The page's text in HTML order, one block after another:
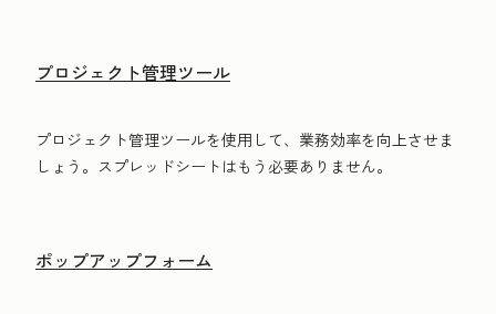
プロジェクト管理ツール
プロジェクト管理ツールを使用して、業務効率を向上させま
しょう。スプレッドシートはもう必要ありません。
ポップアップフォーム